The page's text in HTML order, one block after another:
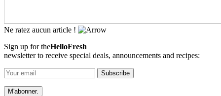
Ne ratez aucun article !
Sign up for theHelloFresh
newsletter to receive special deals, announcements and recipes:
M'abonner.